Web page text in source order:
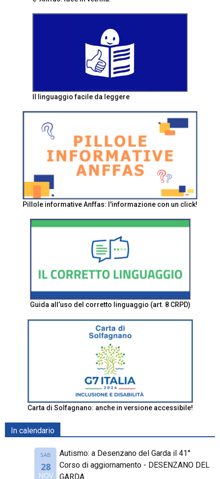
Il linguaggio facile da leggere
Pillole informative Anffas: l'informazione con un click!
Guida all’uso del corretto linguaggio (art. 8 CRPD)
Carta di Solfagnano: anche in versione accessibile!
In calendario
SAB
28
NOV
Autismo: a Desenzano del Garda il 41°
Corso di aggiornamento - DESENZANO DEL
GARDA